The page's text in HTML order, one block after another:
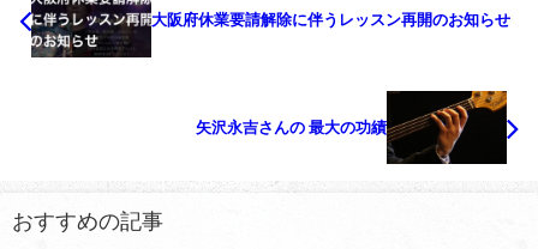
大阪府休業要請解除に伴うレッスン再開のお知らせ
矢沢永吉さんの 最大の功績
おすすめの記事